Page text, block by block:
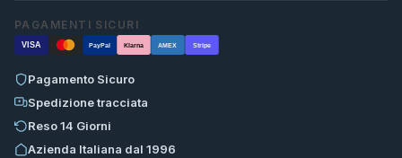
PAGAMENTI SICURI
VISA PayPal Klarna AMEX Stripe
Pagamento Sicuro
Spedizione tracciata
Reso 14 Giorni
Azienda Italiana dal 1996